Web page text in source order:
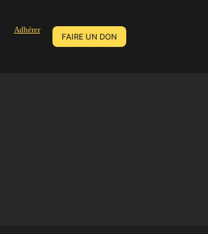
Adhérer
FAIRE UN DON